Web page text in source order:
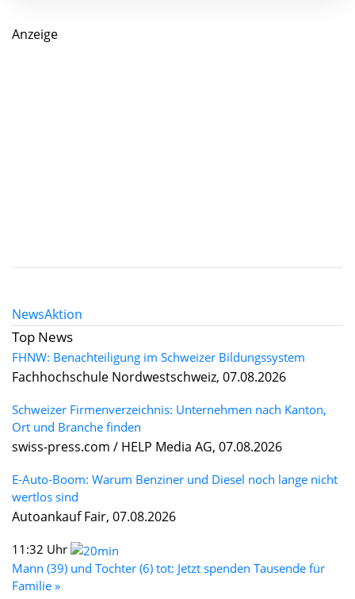
Anzeige
NewsAktion
Top News
FHNW: Benachteiligung im Schweizer Bildungssystem
Fachhochschule Nordwestschweiz, 07.08.2026
Schweizer Firmenverzeichnis: Unternehmen nach Kanton,
Ort und Branche finden
swiss-press.com / HELP Media AG, 07.08.2026
E-Auto-Boom: Warum Benziner und Diesel noch lange nicht
wertlos sind
Autoankauf Fair, 07.08.2026
11:32 Uhr
Mann (39) und Tochter (6) tot: Jetzt spenden Tausende für
Familie »